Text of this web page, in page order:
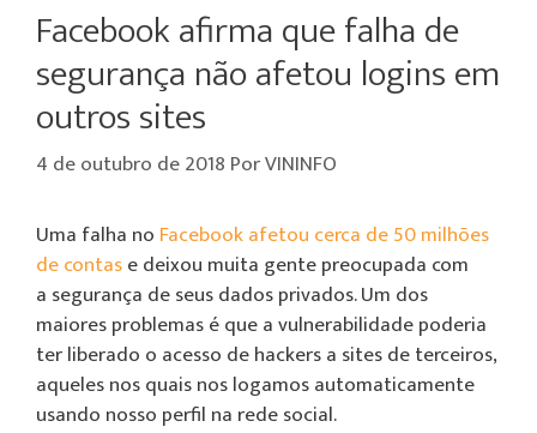
Facebook afirma que falha de
segurança não afetou logins em
outros sites
4 de outubro de 2018 PorVININFO
Uma falha no Facebookafetou cerca de 50 milhões
de contase deixou muita gente preocupada com
a segurança de seus dados privados. Um dos
maiores problemas é que a vulnerabilidade poderia
ter liberado o acesso de hackers a sites de terceiros,
aqueles nos quais nos logamos automaticamente
usando nosso perfil na rede social.